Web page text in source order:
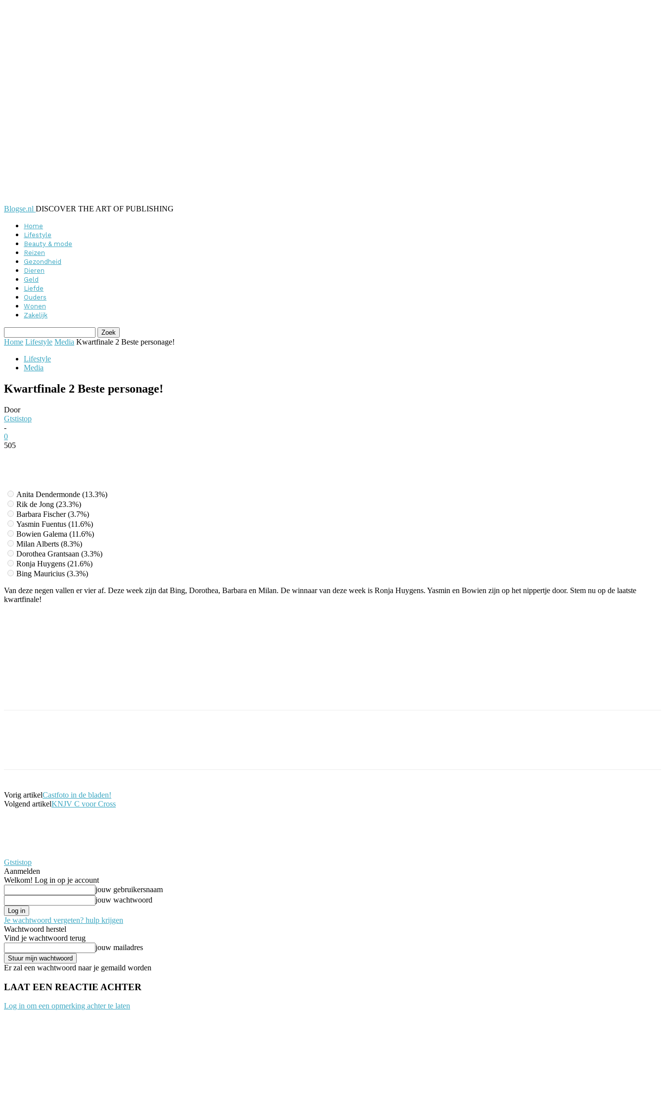
Blogse.nl DISCOVER THE ART OF PUBLISHING
Home
Lifestyle
Beauty & mode
Reizen
Gezondheid
Dieren
Geld
Liefde
Ouders
Wonen
Zakelijk
Home Lifestyle Media Kwartfinale 2 Beste personage!
Lifestyle
Media
Kwartfinale 2 Beste personage!
Door
Gtstistop
-
0
505
Anita Dendermonde (13.3%)
Rik de Jong (23.3%)
Barbara Fischer (3.7%)
Yasmin Fuentus (11.6%)
Bowien Galema (11.6%)
Milan Alberts (8.3%)
Dorothea Grantsaan (3.3%)
Ronja Huygens (21.6%)
Bing Mauricius (3.3%)
Van deze negen vallen er vier af. Deze week zijn dat Bing, Dorothea, Barbara en Milan. De winnaar van deze week is Ronja Huygens. Yasmin en Bowien zijn op het nippertje door. Stem nu op de laatste
kwartfinale!
Vorig artikelCastfoto in de bladen!
Volgend artikelKNJV C voor Cross
Gtstistop
Aanmelden
Welkom! Log in op je account
jouw gebruikersnaam
jouw wachtwoord
Je wachtwoord vergeten? hulp krijgen
Wachtwoord herstel
Vind je wachtwoord terug
jouw mailadres
Er zal een wachtwoord naar je gemaild worden
LAAT EEN REACTIE ACHTER
Log in om een opmerking achter te laten